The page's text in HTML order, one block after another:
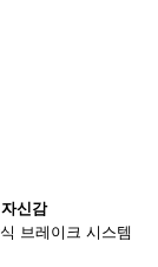
신감
브레이크 시스템